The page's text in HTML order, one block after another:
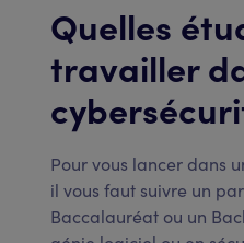
Quelles
travailler
Pour vous lancer dans
il vous faut suivre un
Baccalauréat ou un